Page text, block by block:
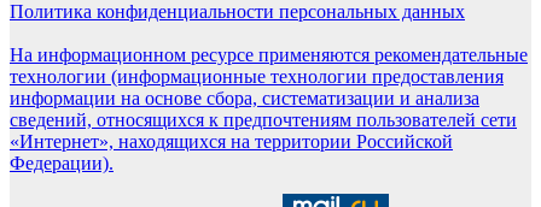
Политика конфиденциальности персональных данных
На информационном ресурсе применяются рекомендательные
технологии (информационные технологии предоставления
информации на основе сбора, систематизации и анализа
сведений, относящихся к предпочтениям пользователей сети
«Интернет», находящихся на территории Российской
Федерации).